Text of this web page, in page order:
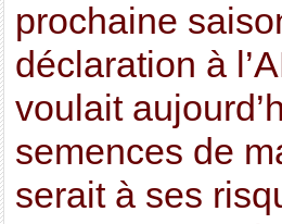
prochaine
déclaration à
voulait
semences de
serait à ses